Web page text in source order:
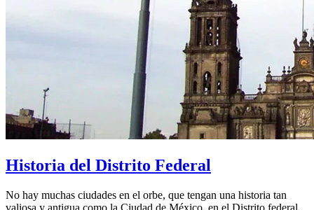
Historia del Distrito Federal
No hay muchas ciudades en el orbe, que tengan una historia tan